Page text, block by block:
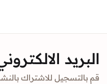
البريد
قم بالتسجيل للاشتراك